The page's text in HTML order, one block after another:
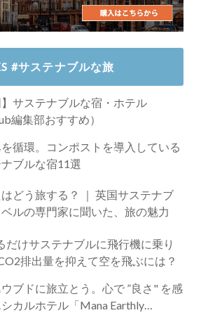
#サステナブルな旅
】サステナブルな宿・ホテル
編集部おすすめ）
循環。コンポストを導入している
ブルな宿11選
旅する？ ｜ 英国サステナブ
ルの専門家に聞いた、旅の魅力
だけサステナブルに飛行機に乗り
排出量を抑えて空を飛ぶには？
ブドに旅立とう。心で ”良さ" を感
シカルホテル「Mana Earthly